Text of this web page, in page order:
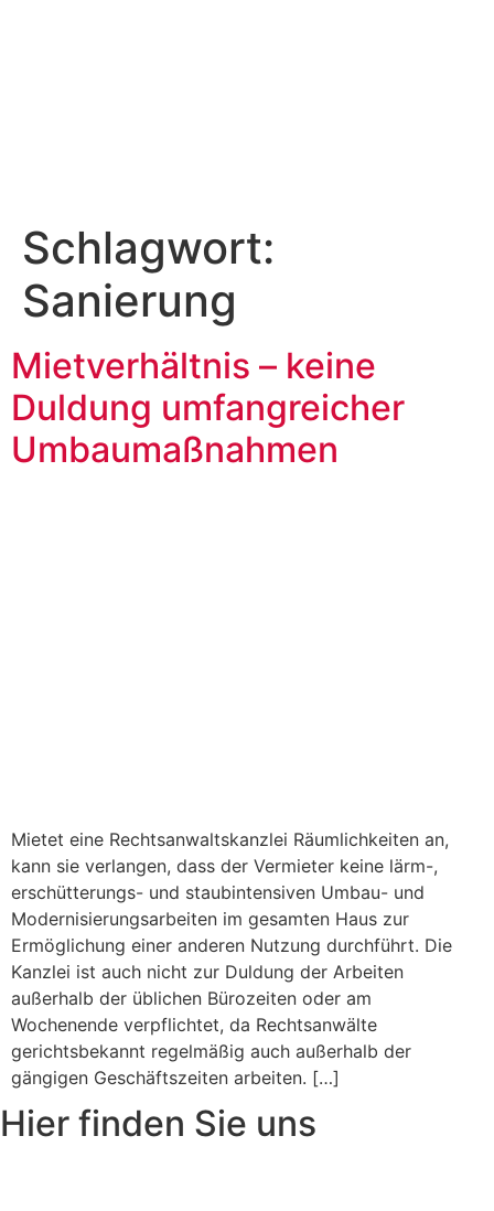
Schlagwort:
Sanierung
Mietverhältnis – keine
Duldung umfangreicher
Umbaumaßnahmen
Mietet eine Rechtsanwaltskanzlei Räumlichkeiten an,
kann sie verlangen, dass der Vermieter keine lärm-,
erschütterungs- und staubintensiven Umbau- und
Modernisierungsarbeiten im gesamten Haus zur
Ermöglichung einer anderen Nutzung durchführt. Die
Kanzlei ist auch nicht zur Duldung der Arbeiten
außerhalb der üblichen Bürozeiten oder am
Wochenende verpflichtet, da Rechtsanwälte
gerichtsbekannt regelmäßig auch außerhalb der
gängigen Geschäftszeiten arbeiten. […]
Hier finden Sie uns